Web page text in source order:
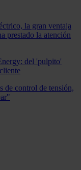
la gran ventaja
prestado la atención
del 'pulpito'
de control de tensión,